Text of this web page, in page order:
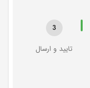
3
تایید و ارسال